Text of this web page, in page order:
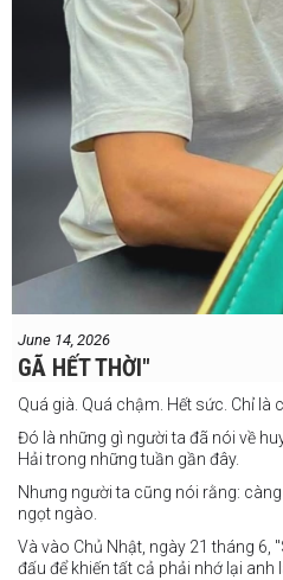
June 14, 2026
GÃ HẾT THỜI"
Quá già. Quá chậm. Hết sức. Chỉ là
Đó là những gì người ta đã nói về
Hải trong những tuần gần đây.
Nhưng người ta cũng nói rằng:
ngọt ngào.
Và vào Chủ Nhật, ngày 21 tháng 6,
đấu để khiến tất cả phải nhớ lại anh